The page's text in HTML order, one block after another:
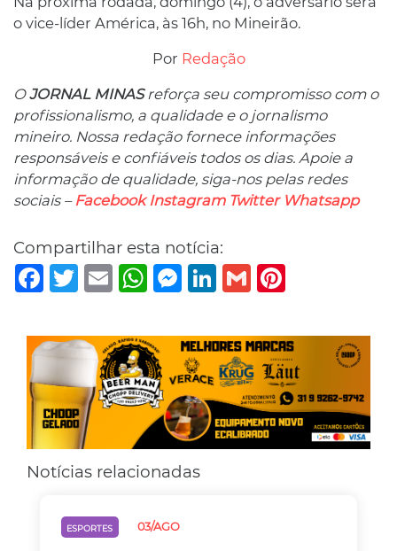
o vice-líder América, às 16h, no Mineirão.
Por Redação
OJORNAL MINASreforça seu compromisso com o
profissionalismo, a qualidade e o jornalismo
mineiro. Nossa redação fornece informações
responsáveis ​​e confiáveis ​​todos os dias. Apoie a
informação de qualidade, siga-nos pelas redes
sociais – Facebook Instagram Twitter Whatsapp
Compartilhar esta notícia:
Facebook
TwitterEmail WhatsAppMessenger
LinkedIn
Gmail
Notícias relacionadas
ESPORTES 03/AGO